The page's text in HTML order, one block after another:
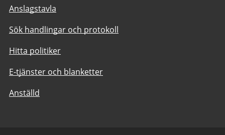
Anslagstavla
Sök handlingar och protokoll
Hitta politiker
E-tjänster och blanketter
Anställd